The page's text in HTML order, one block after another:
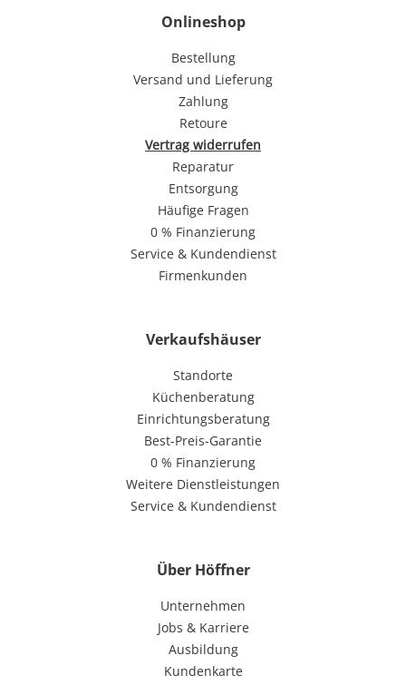
Onlineshop
Bestellung
Versand und Lieferung
Zahlung
Retoure
Vertrag widerrufen
Reparatur
Entsorgung
Häufige Fragen
0 % Finanzierung
Service & Kundendienst
Firmenkunden
Verkaufshäuser
Standorte
Küchenberatung
Einrichtungsberatung
Best-Preis-Garantie
0 % Finanzierung
Weitere Dienstleistungen
Service & Kundendienst
Über Höffner
Unternehmen
Jobs & Karriere
Ausbildung
Kundenkarte